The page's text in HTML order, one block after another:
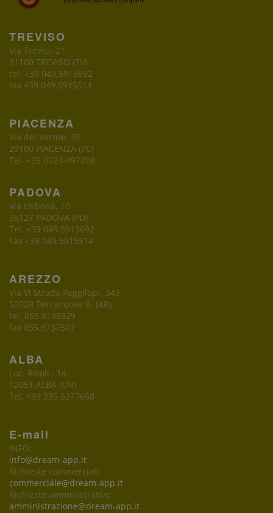
TREVISO
Via Trevisi, 21
31100 TREVISO (TV)
tel. +39 049.5915692
fax +39 049.5915514
PIACENZA
Via del Verme, 39
29100 PIACENZA (PC)
Tel. +39 0523-497208
PADOVA
Via Lisbona, 10
35127 PADOVA (PD)
Tel. +39 049.5915692
Fax +39 049.5915514
AREZZO
Via VI Strada Poggilupi, 343
52028 Terranuova B. (AR)
tel. 055.9198829
fax 055.9737507
ALBA
Loc. Rivoli , 14
12051 ALBA (CN)
Tel. +39 335.5377658
E-mail
INFO:
info@dream-app.it
Richieste commerciali:
commerciale@dream-app.it
Richieste amministrative:
amministrazione@dream-app.it